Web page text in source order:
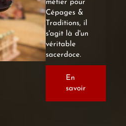
métier pour
Cépages &
Traditions, il
s'agit là d'un
véritable
sacerdoce.
En
savoir